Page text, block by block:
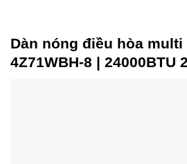
Dàn nóng điều hòa multi
4Z71WBH-8 | 24000BTU